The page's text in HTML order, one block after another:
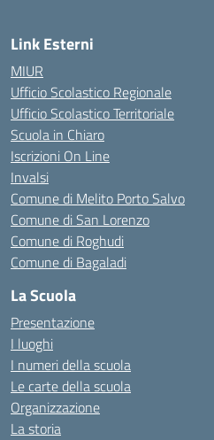
Link Esterni
MIUR
Ufficio Scolastico Regionale
Ufficio Scolastico Territoriale
Scuola in Chiaro
Iscrizioni On Line
Invalsi
Comune di Melito Porto Salvo
Comune di San Lorenzo
Comune di Roghudi
Comune di Bagaladi
La Scuola
Presentazione
I luoghi
I numeri della scuola
Le carte della scuola
Organizzazione
La storia